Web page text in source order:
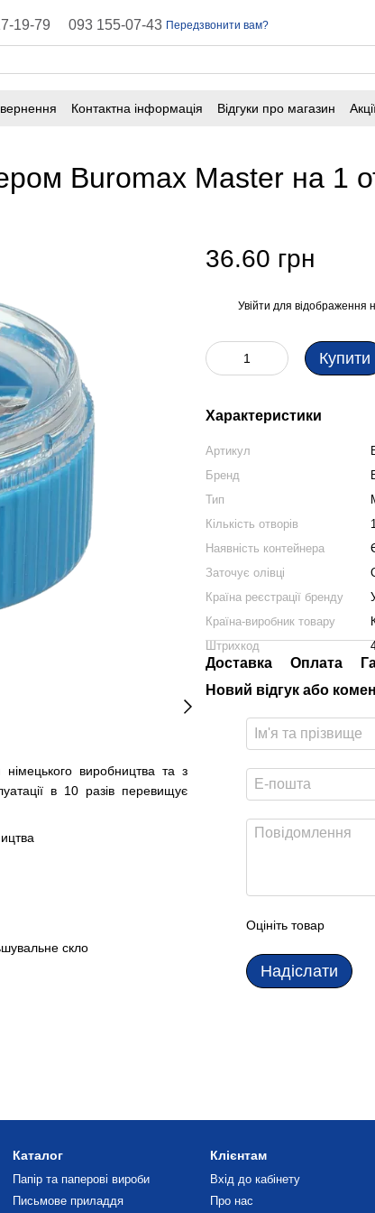
19-79 093 155-07-43 Передзвонити вам?
Контактна інформація Відгуки про магазин
Buromax Master на 1
виробництва та з
в 10 разів перевищує
скло
36.60 грн
Увійти для відображення
Купити
Характеристики
Артикул
Бренд
Тип
Кількість отворів
Наявність контейнера
Заточує олівці
Країна реєстрації бренду
Країна-виробник товару
Штрихкод
Доставка Оплата
Новий відгук або
Оцініть товар
Надіслати
Каталог
Папір та паперові вироби
Письмове приладдя
Клієнтам
Вхід до кабінету
Про нас